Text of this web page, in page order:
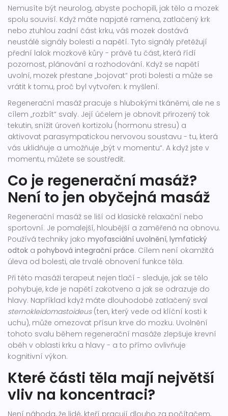
Nemusíte být neurolog, abyste pochopili, jak tělo a mozek
spolu souvisí. Když máte napjaté ramena, zatlačený krk
nebo ztuhlou zadní část krku, váš mozek dostává
neustálé signály bolesti a napětí. Tyto signály přetěžují
přední lalok mozkové kůry - právě tu část, která řídí
pozornost, plánování a rozhodování. Když se napětí
uvolní, mozek přestane „bojovat“ proti bolesti a může se
vrátit k tomu, proč byl vytvořen: k myšlení.
Regenerační masáž pracuje s hlubokými tkáněmi, ale ne s
cílem „rozbít“ svaly. Její účelem je obnovit přirozený tok
tekutin, snížit úroveň kortizolu (hormonu stresu) a
aktivovat parasympatickou nervovou soustavu - tu, která
vás uklidňuje a umožňuje „být v momentu“. A když jste v
momentu, můžete se soustředit.
Co je regenerační masáž?
Není to jen obyčejná masáž
Regenerační masáž se liší od klasické relaxační nebo
sportovní. Je pomalejší, hloubější a zaměřená na obnovu.
Používá techniky jako myofasciální uvolnění, lymfatický
odtok a pohybová integrační práce. Cílem není okamžitá
úleva od bolesti, ale trvalé obnovení funkce těla.
Při této masáži terapeut nejen tlačí - sleduje, jak se tělo
pohybuje, kde je napětí zakotveno a jak se odrazuje do
hlavy. Například když máte dlouhodobě zatlačený sval
sternokleidomastoideus(ten, který vede od klíční kosti k
uchu), může omezovat přísun krve do mozku. Uvolnění
tohoto svalu během regenerační masáže zlepšuje krevní
oběh v oblasti krku a hlavy - a to přímo ovlivňuje
kognitivní výkon.
Které části těla mají největší
vliv na koncentraci?